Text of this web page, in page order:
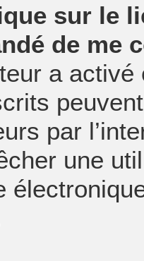
sur le
de me
a
par
une